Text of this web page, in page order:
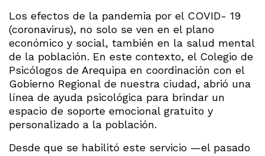
Los efectos de la pandemia por el COVID- 19
(coronavirus), no solo se ven en el plano
económico y social, también en la salud mental
de la población. En este contexto, el Colegio de
Psicólogos de Arequipa en coordinación con el
Gobierno Regional de nuestra ciudad, abrió una
línea de ayuda psicológica para brindar un
espacio de soporte emocional gratuito y
personalizado a la población.
Desde que se habilitó este servicio —el pasado